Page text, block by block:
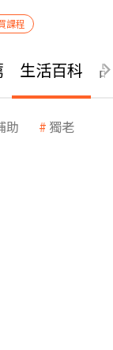
課程
生活百科
助 獨老